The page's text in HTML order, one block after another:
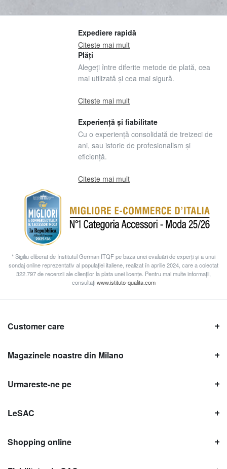
Expediere rapidă
Citeste mai mult
Plăți
Alegeți între diferite metode de plată, cea
mai utilizată și cea mai sigură.
Citeste mai mult
Experiență și fiabilitate
Cu o experiență consolidată de treizeci de
ani, sau istorie de profesionalism și
eficiență.
Citeste mai mult
* Sigiliu eliberat de Institutul German ITQF pe baza unei evaluări de experți și a unui
sondaj online reprezentativ al populației italiene, realizat în aprilie 2024, care a colectat
322.797 de recenzii ale clienților la plata unei licențe. Pentru mai multe informații,
consultațiwww.istituto-qualita.com
Customer care
Magazinele noastre din Milano
Urmareste-ne pe
LeSAC
Shopping online